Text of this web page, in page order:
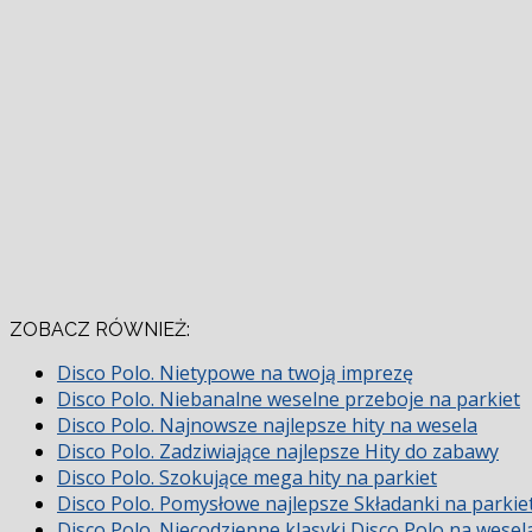
ZOBACZ RÓWNIEŻ:
Disco Polo. Nietypowe na twoją imprezę
Disco Polo. Niebanalne weselne przeboje na parkiet
Disco Polo. Najnowsze najlepsze hity na wesela
Disco Polo. Zadziwiające najlepsze Hity do zabawy
Disco Polo. Szokujące mega hity na parkiet
Disco Polo. Pomysłowe najlepsze Składanki na